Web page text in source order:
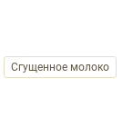
Сгущенное молоко